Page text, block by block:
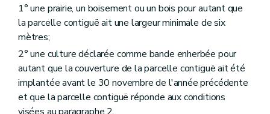
1° une prairie, un boisement ou un bois pour autant que
la parcelle contiguë ait une largeur minimale de six
mètres;
2° une culture déclarée comme bande enherbée pour
autant que la couverture de la parcelle contiguë ait été
implantée avant le 30 novembre de l'année précédente
et que la parcelle contiguë réponde aux conditions
visées au paragraphe 2.